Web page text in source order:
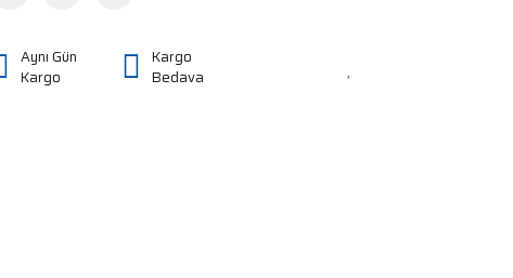
Aynı Gün
Kargo
Kargo
Bedava